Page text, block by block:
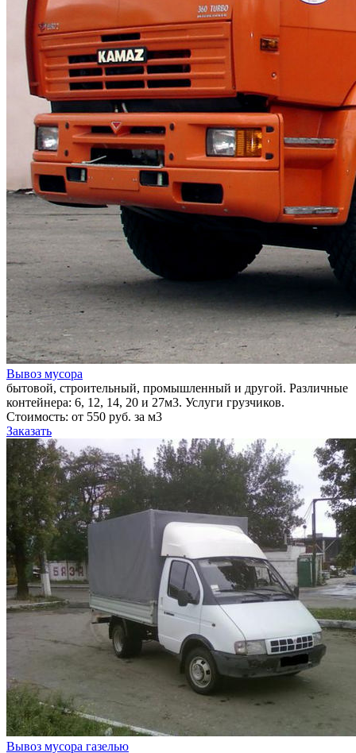
Вывоз мусора
бытовой, строительный, промышленный и другой. Различные
контейнера: 6, 12, 14, 20 и 27м3. Услуги грузчиков.
Стоимость: от 550 руб. за м3
Заказать
Вывоз мусора газелью